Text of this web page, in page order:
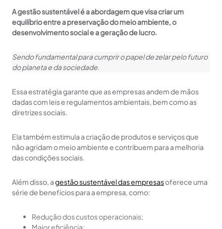
A gestão sustentável é a abordagem que visa criar um
equilíbrio entre a preservação do meio ambiente, o
desenvolvimento social e a geração de lucro.
Sendo fundamental para cumprir o papel de zelar pelo futuro
do planeta e da sociedade.
Essa estratégia garante que as empresas andem de mãos
dadas com leis e regulamentos ambientais, bem como as
diretrizes sociais.
Ela também estimula a criação de produtos e serviços que
não agridam o meio ambiente e contribuem para a melhoria
das condições sociais.
Além disso, agestão sustentável das empresasoferece uma
série de benefícios para a empresa, como:
Redução dos custos operacionais;
Maior eficiência;